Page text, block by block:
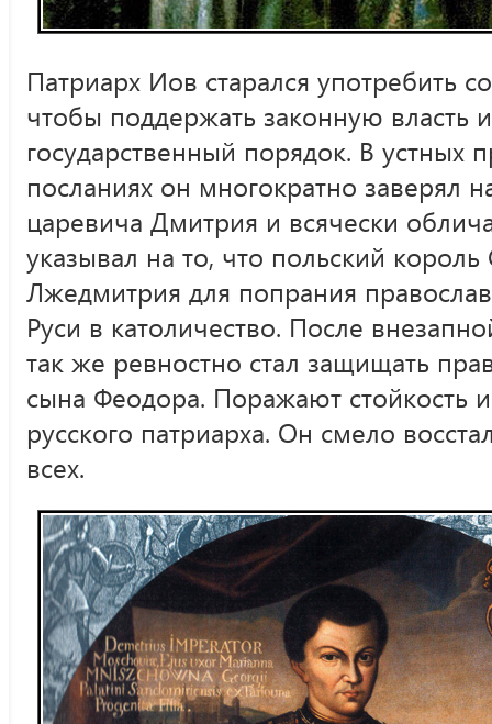
Патриарх Иов старался употребить
чтобы поддержать законную власть
государственный порядок. В устных
посланиях он многократно заверял
царевича Дмитрия и всячески
указывал на то, что польский
Лжедмитрия для попрания
Руси в католичество. После
так же ревностно стал защищать
сына Феодора. Поражают стойкость
русского патриарха. Он смело
всех.